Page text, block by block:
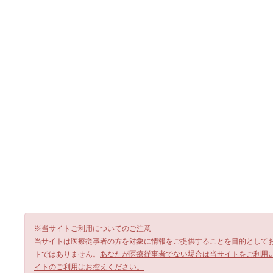
※当サイトご利用についてのご注意
当サイトは医療従事者の方を対象に情報をご提供することを目的とし
トではありません。 あなたが医療従事者でない場合は当サイトをご利
イトのご利用はお控えください。